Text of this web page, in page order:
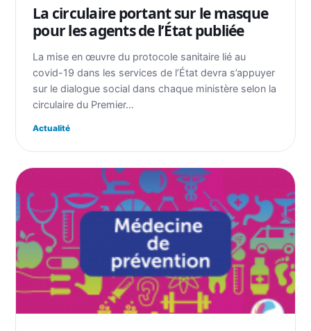
La circulaire portant sur le masque
pour les agents de l’État publiée
La mise en œuvre du protocole sanitaire lié au
covid-19 dans les services de l’État devra s’appuyer
sur le dialogue social dans chaque ministère selon la
circulaire du Premier…
Actualité